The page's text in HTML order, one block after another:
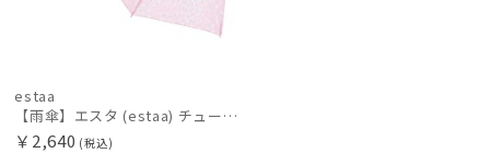
MIRACLE TECH
estaa
【雨傘】エスタ (estaa) チューリップバード 手開き 折りたたみ傘 晴雨兼用 UV
￥2,640 (税込)